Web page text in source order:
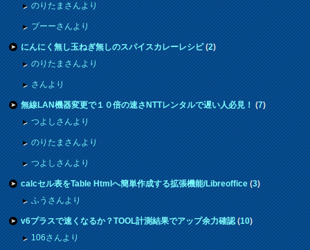
のりたまさんより
プーーさんより
にんにく無し玉ねぎ無しのスパイスカレーレシピ(2)
のりたまさんより
さんより
無線LAN機器変更で１０倍の速さNTTレンタルで遅い人必見！(7)
つよしさんより
のりたまさんより
つよしさんより
calcセル表をTable Htmlへ簡単作成する拡張機能/Libreoffice(3)
ふうさんより
v6プラスで速くなるか？TOOL計測結果でアップ余力確認(10)
106さんより